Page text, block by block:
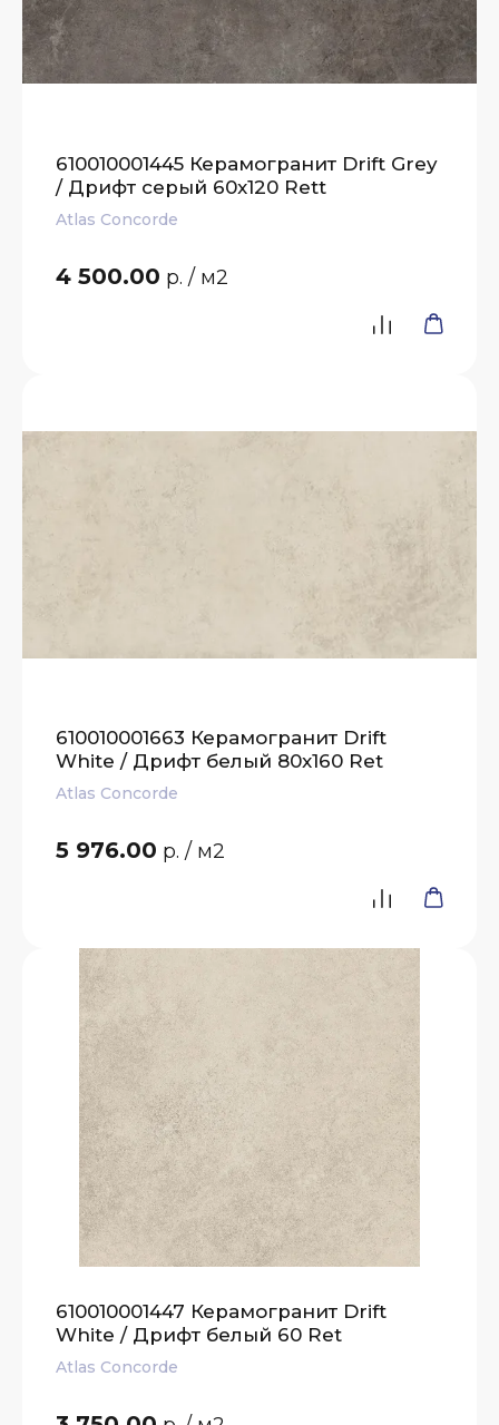
610010001445 Керамогранит Drift Grey
/ Дрифт серый 60x120 Rett
Atlas Concorde
4 500.00 р. / м2
610010001663 Керамогранит Drift
White / Дрифт белый 80x160 Ret
Atlas Concorde
5 976.00 р. / м2
610010001447 Керамогранит Drift
White / Дрифт белый 60 Ret
Atlas Concorde